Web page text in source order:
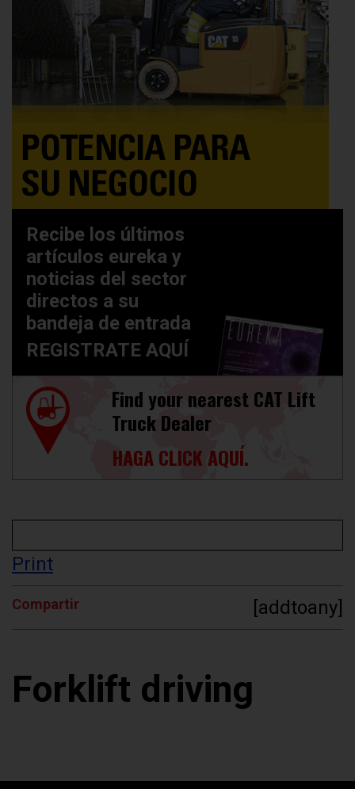
Recibe los últimos
artículos eureka y
noticias del sector
directos a su
bandeja de entrada
REGISTRATE AQUÍ
Find your nearest CAT Lift
Truck Dealer
HAGA CLICK AQUÍ.
Print
Compartir [addtoany]
Forklift driving